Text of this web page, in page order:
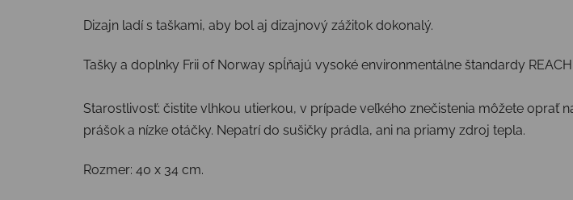
Dizajn ladí s taškami, aby bol aj dizajnový zážitok dokonalý.
Tašky a doplnky Frii of Norway spĺňajú vysoké environmentálne štandardy
Starostlivosť: čistite vlhkou utierkou, v prípade veľkého znečistenia môžete oprať
prášok a nízke otáčky. Nepatrí do sušičky prádla, ani na priamy zdroj tepla.
Rozmer: 40 x 34 cm.